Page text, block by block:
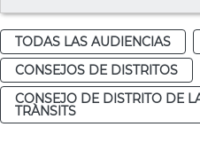
TODAS LAS AUDIENCIAS
CONSEJOS DE DISTRITOS
CONSEJO DE DISTRITO DE
TRÀNSITS